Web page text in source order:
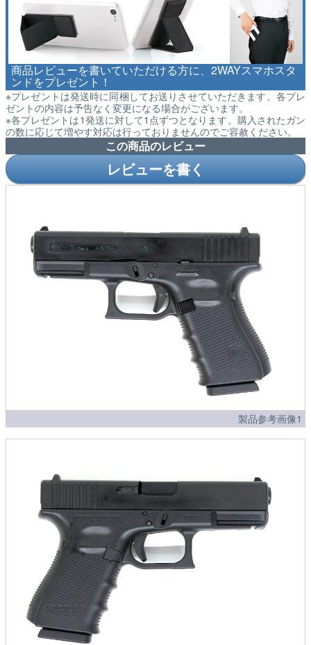
商品レビューを書いていただける方に、2WAYスマホスタ
ンドをプレゼント！
※プレゼントは発送時に同梱してお送りさせていただきます。各プレ
ゼントの内容は予告なく変更になる場合がございます。
※各プレゼントは1発送に対して1点ずつとなります。購入されたガン
の数に応じて増やす対応は行っておりませんのでご容赦ください。
この商品のレビュー
レビューを書く
製品参考画像1